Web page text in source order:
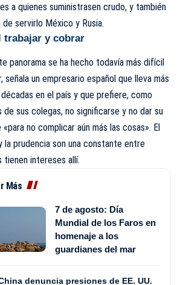
a quienes suministrasen crudo, y también
de servirlo México y Rusia.
trabajar y cobrar
panorama se ha hecho todavía más difícil
señala un empresario español que lleva más
en el país y que prefiere, como
de sus colegas, no significarse y no dar su
«para no complicar aún más las cosas». El
la prudencia son una constante entre
tienen intereses allí.
Más
7 de agosto: Día
Mundial de los Faros en
homenaje a los
guardianes del mar
denuncia presiones de EE. UU.